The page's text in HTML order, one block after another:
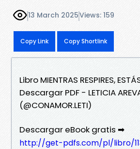
13 March 2025Views: 159
Copy Link Copy Shortlink
Libro MIENTRAS RESPIRES,
Descargar PDF - LETICIA
(@CONAMOR.LETI)
Descargar eBook gratis ➡
http://get-pdfs.com/pl/libro/